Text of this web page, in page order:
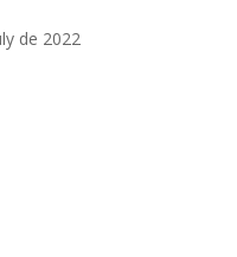
de 2022